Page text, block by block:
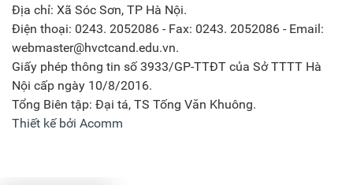
Địa chỉ: Xã Sóc Sơn, TP Hà Nội.
Điện thoại: 0243. 2052086 - Fax: 0243. 2052086 - Email:
webmaster@hvctcand.edu.vn.
Giấy phép thông tin số 3933/GP-TTĐT của Sở TTTT Hà
Nội cấp ngày 10/8/2016.
Tổng Biên tập: Đại tá, TS Tống Văn Khuông.
Thiết kế bởi Acomm